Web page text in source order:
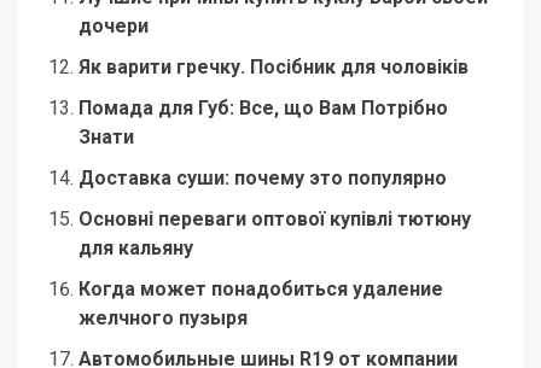
дочери
Як варити гречку. Посібник для чоловіків
Помада для Губ: Все, що Вам Потрібно
Знати
Доставка суши: почему это популярно
Основні переваги оптової купівлі тютюну
для кальяну
Когда может понадобиться удаление
желчного пузыря
Автомобильные шины R19 от компании